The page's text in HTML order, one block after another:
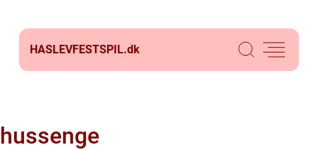
HASLEVFESTSPIL.dk
hussenge